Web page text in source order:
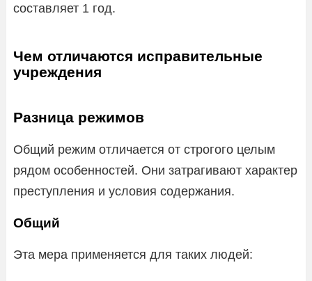
составляет 1 год.
Чем отличаются исправительные
учреждения
Разница режимов
Общий режим отличается от строгого целым
рядом особенностей. Они затрагивают характер
преступления и условия содержания.
Общий
Эта мера применяется для таких людей: